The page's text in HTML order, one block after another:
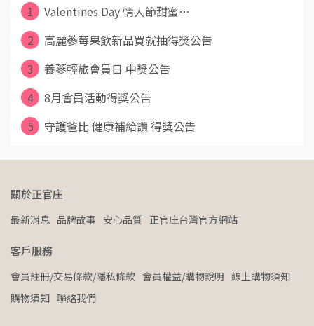
1
Valentines Day 情人節甜蜜⋯
2
高麗蔘莓果飲新品買就抽得獎公告
3
養蔘輕旅會員日 中獎公告
4
8月會員活動得獎公告
5
守護爸比 健康補給讚 得獎公告
關於正官庄
最新消息 品牌故事 安心品質 正官庄台灣官方網站
客戶服務
會員註冊/交易條款/隱私條款 會員權益/購物說明 線上購物須知
購物須知 聯絡我們